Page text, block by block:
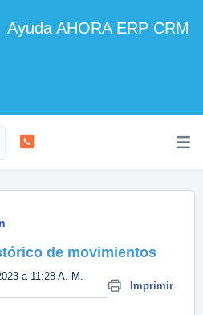
Ayuda AHORA ERP CRM
de movimientos
Imprimir
a 11:28 A. M.